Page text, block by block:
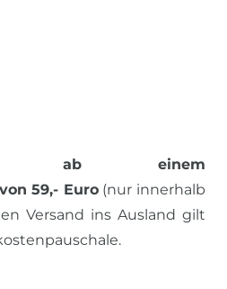
ab einem
59,- Euro(nur innerhalb
Versand ins Ausland gilt